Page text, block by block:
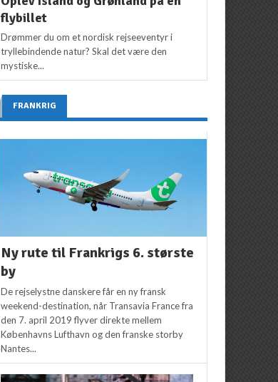
flybillet
Drømmer du om et nordisk rejseeventyr i
tryllebindende natur? Skal det være den
mystiske...
FRANKRIG
Ny rute til Frankrigs 6. største
by
De rejselystne danskere får en ny fransk
weekend-destination, når Transavia France fra
den 7. april 2019 flyver direkte mellem
Københavns Lufthavn og den franske storby
Nantes...